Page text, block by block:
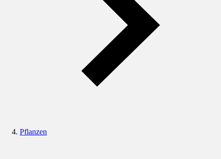
Pflanzen